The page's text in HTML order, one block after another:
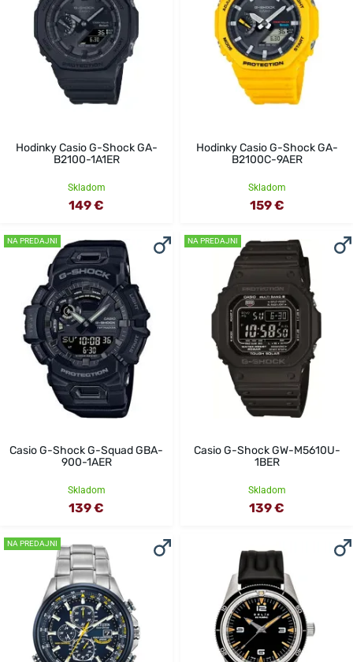
Hodinky Casio G-Shock GA-
B2100-1A1ER
Skladom
149 €
Hodinky Casio G-Shock GA-
B2100C-9AER
Skladom
159 €
NA PREDAJNI
Casio G-Shock G-Squad GBA-
900-1AER
Skladom
139 €
NA PREDAJNI
Casio G-Shock GW-M5610U-
1BER
Skladom
139 €
NA PREDAJNI